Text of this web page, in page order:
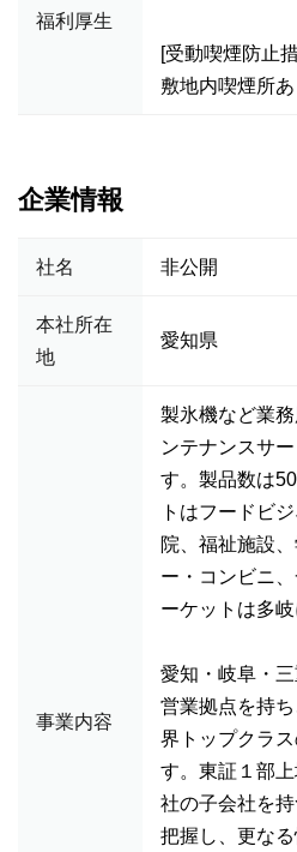
福利厚生
[受動喫煙防止
敷地内喫煙所あ
企業情報
社名 非公開
本社所在
地
愛知県
事業内容
製氷機など業
ンテナンスサ
す。製品数は
トはフードビ
院、福祉施設
ー・コンビニ
ーケットは多岐
愛知・岐阜・
営業拠点を持
界トップクラ
す。東証１部
社の子会社を
把握し、更な